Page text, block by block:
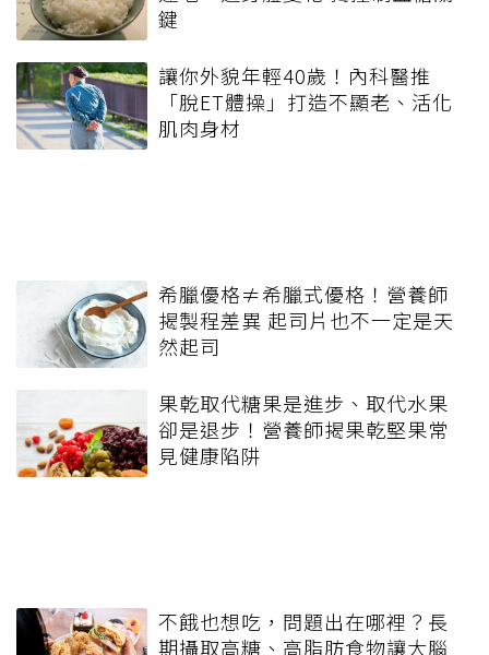
鍵
讓你外貌年輕40歲！內科醫推
「脫ET體操」打造不顯老、活化
肌肉身材
希臘優格≠希臘式優格！營養師
揭製程差異 起司片也不一定是天
然起司
果乾取代糖果是進步、取代水果
卻是退步！營養師揭果乾堅果常
見健康陷阱
不餓也想吃，問題出在哪裡？長
期攝取高糖、高脂肪食物讓大腦